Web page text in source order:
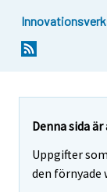
Denna sida
Uppgifter
den förnyade